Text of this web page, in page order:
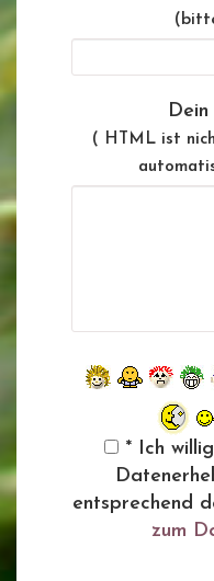
( HTML ist
* Ich
entsprechend
zum